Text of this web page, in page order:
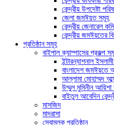
কেন্দ্রীয় উপদেষ্টা
জেলা জমঈয়ত সমূহ
কেন্দ্রীয় জেনারেল
কেন্দ্রীয় জমঈয়তের
প্রতিষ্ঠান সমূহ
বাইপাল ক্যাম্পাসের প্রকল্প
ইন্টারন্যাশনাল
বাংলাদেশ জমঈয়তে
আল্লামা মোহাম্মদ
উম্মুল মুমিনীন আয়িশা
বাইতুল আবেদিন
মাসজিদ
মাদরাসা
সেবামূলক প্রতিষ্ঠান